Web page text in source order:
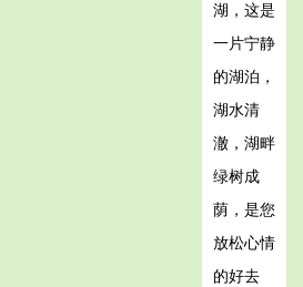
湖，这是
一片宁静
的湖泊，
湖水清
澈，湖畔
绿树成
荫，是您
放松心情
的好去